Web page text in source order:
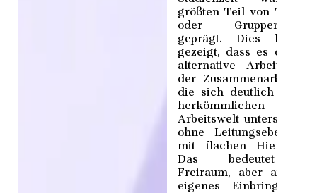
größten Teil von
oder
geprägt. Dies hat
gezeigt, dass es
alternative
der Zusammenarbeit
die sich deutlich von
herkömmlichen
Arbeitswelt
ohne Leitungsebene
mit flachen
Das bedeutet
Freiraum, aber auch
eigenes Einbringen.